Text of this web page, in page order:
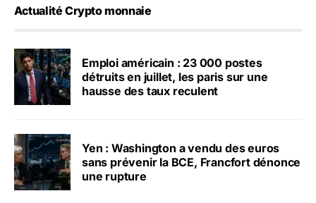
Actualité Crypto monnaie
Emploi américain : 23 000 postes
détruits en juillet, les paris sur une
hausse des taux reculent
Yen : Washington a vendu des euros
sans prévenir la BCE, Francfort dénonce
une rupture